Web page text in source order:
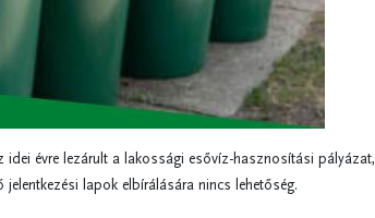
idei évre lezárult a lakossági esővíz-hasznosítási pályázat,
lapok elbírálására nincs lehetőség.